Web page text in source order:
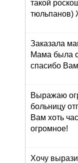
такой
тюльпанов)
Заказала
Мама была
спасибо
Выражаю
больницу
Вам хоть
огромное!
Хочу